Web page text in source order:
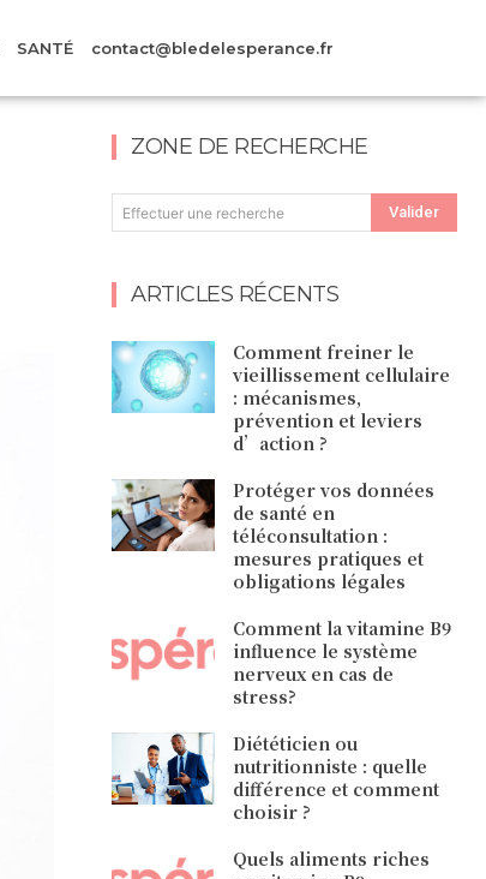
SANTÉ contact@bledelesperance.fr
ZONE DE RECHERCHE
Effectuer une recherche Valider
ARTICLES RÉCENTS
Comment freiner le
vieillissement cellulaire
: mécanismes,
prévention et leviers
d’action ?
Protéger vos données
de santé en
téléconsultation :
mesures pratiques et
obligations légales
Comment la vitamine B9
influence le système
nerveux en cas de
stress?
Diététicien ou
nutritionniste : quelle
différence et comment
choisir ?
Quels aliments riches